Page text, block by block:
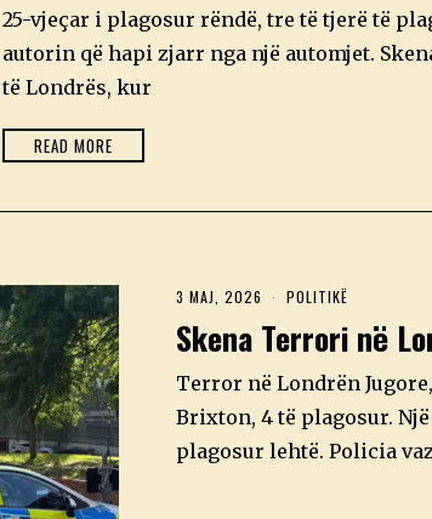
2
0
2
6
25-vjeçar i plagosur rëndë, tre të tjerë të
autorin që hapi zjarr nga një automjet.
të Londrës, kur
READ MORE
3 MAJ, 2026
A
J
,
2
0
6
POLITIKË
Skena Terrori në
Terror në Londrën
Brixton, 4 të plagosur.
plagosur lehtë. Policia